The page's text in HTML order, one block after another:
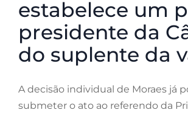
estabelece um
presidente da
do suplente da
A decisão individual de Moraes já
submeter o ato ao referendo da